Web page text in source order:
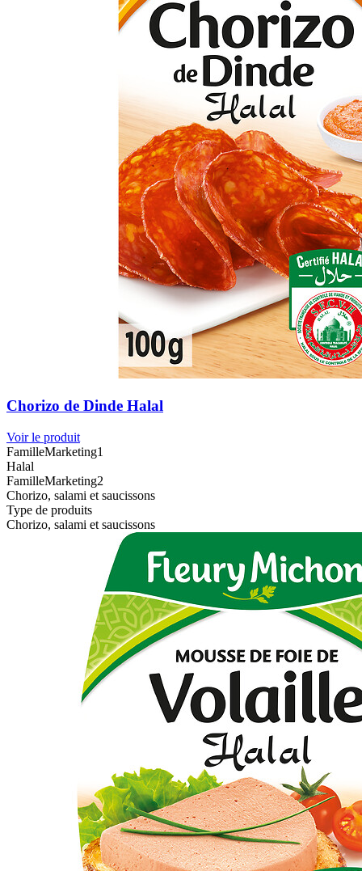
Chorizo de Dinde Halal
Voir le produit
FamilleMarketing1
Halal
FamilleMarketing2
Chorizo, salami et saucissons
Type de produits
Chorizo, salami et saucissons